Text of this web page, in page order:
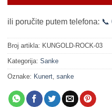
ili poručite putem telefona: 📞
Broj artikla: KUNGOLD-ROCK-03
Kategorija: Sanke
Oznake: Kunert, sanke